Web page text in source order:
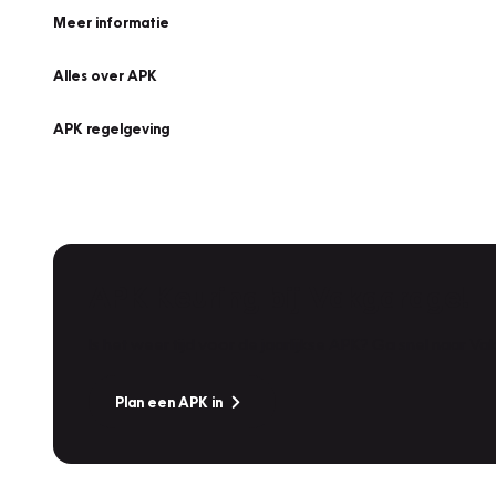
Meer informatie
Alles over APK
APK regelgeving
Plan een APK in